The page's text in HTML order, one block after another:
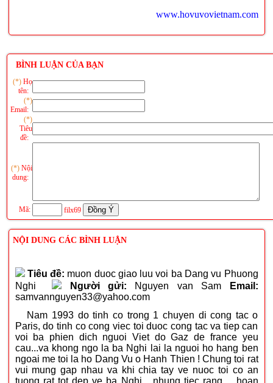
www.hovuvovietnam.com
BÌNH LUẬN CỦA BẠN
(*) Họ
tên:
(*)
Email:
(*)
Tiêu
đề:
(*) Nội
dung:
Mã: filx69
NỘI DUNG CÁC BÌNH LUẬN
Tiêu đề: muon duoc giao luu voi ba Dang vu Phuong
Nghi
Người gửi: Nguyen van Sam
Email:
samvannguyen33@yahoo.com
Nam 1993 do tinh co trong 1 chuyen di cong tac o
Paris, do tinh co cong viec toi duoc cong tac va tiep can
voi ba phien dich nguoi Viet do Gaz de france yeu
cau...va khong ngo la ba Nghi lai la nguoi ho hang ben
ngoai me toi la ho Dang Vu o Hanh Thien ! Chung toi rat
vui mung gap nhau va khi chia tay ve nuoc toi co an
tuong rat tot dep ve ba Nghi... nhung tiec rang.... hoan